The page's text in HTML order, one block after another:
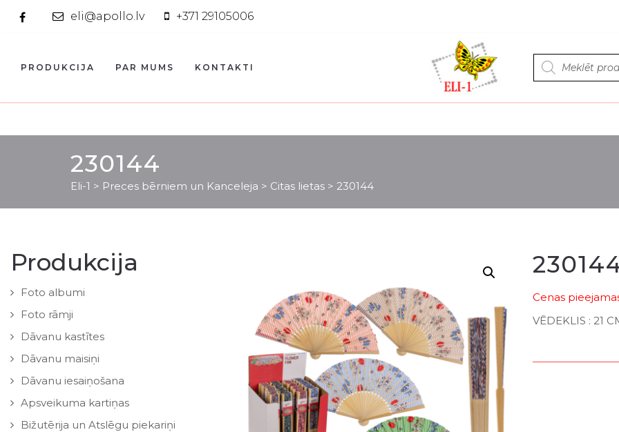
eli@apollo.lv +371 29105006
Products
search
PRODUKCIJA PAR MUMS KONTAKTI
230144
Eli-1 > Preces bērniem un Kanceleja > Citas lietas > 230144
Produkcija
Foto albumi
Foto rāmji
Dāvanu kastītes
Dāvanu maisiņi
Dāvanu iesaiņošana
Apsveikuma kartiņas
Bižutērija un Atslēgu piekariņi
Cenas
VĒDEKLIS : 21